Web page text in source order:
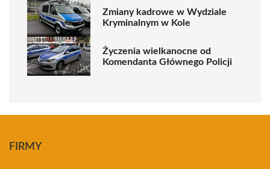
Zmiany kadrowe w Wydziale
Kryminalnym w Kole
Życzenia wielkanocne od
Komendanta Głównego Policji
FIRMY